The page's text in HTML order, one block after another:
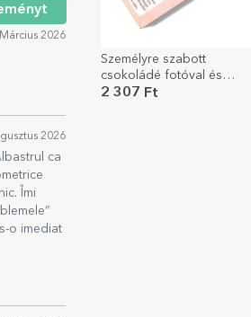
Személyre szabott
csokoládé fotóval és
virágos üzenettel
2 307 Ft
2026
2026
ca
Îmi
o imediat